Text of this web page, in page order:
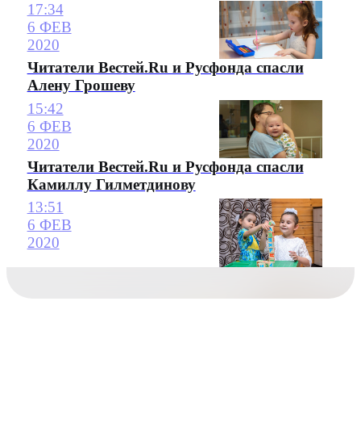
17:34
6 ФЕВ
2020
Читатели Вестей.Ru и Русфонда спасли
Алену Грошеву
15:42
6 ФЕВ
2020
Читатели Вестей.Ru и Русфонда спасли
Камиллу Гилметдинову
13:51
6 ФЕВ
2020